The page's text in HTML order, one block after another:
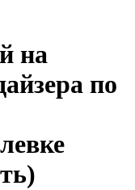
на
по